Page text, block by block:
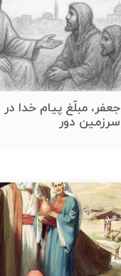
جعفر، مبلّغ پیام خدا در
سرزمین دور